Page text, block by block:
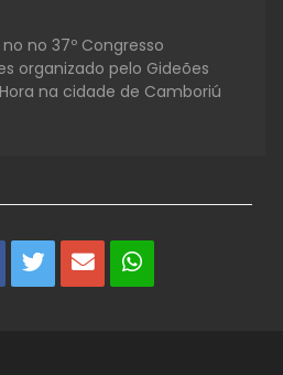
no 37º Congresso
organizado pelo Gideões
na cidade de Camboriú